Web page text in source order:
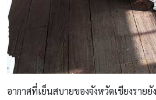
อากาศที่เย็นสบายของจังหวัดเชียงรายยั